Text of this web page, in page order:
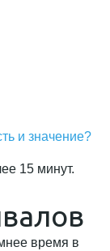
и значение?
время в